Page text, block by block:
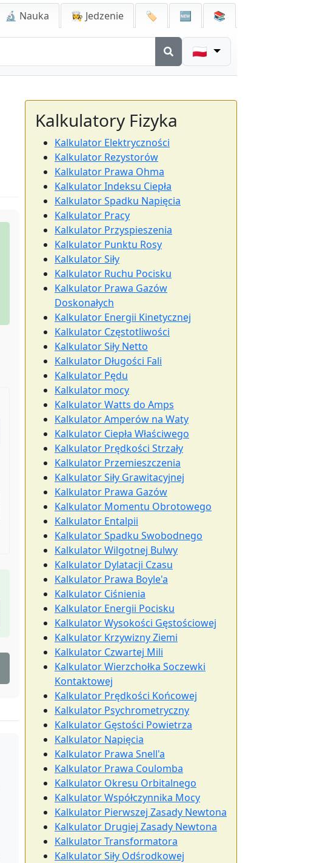
🔬 Nauka 👩‍🍳 Jedzenie 🏷️ 🆕 📚
🇵🇱
Kalkulatory Fizyka
Kalkulator Elektryczności
Kalkulator Rezystorów
Kalkulator Prawa Ohma
Kalkulator Indeksu Ciepła
Kalkulator Spadku Napięcia
Kalkulator Pracy
Kalkulator Przyspieszenia
Kalkulator Punktu Rosy
Kalkulator Siły
Kalkulator Ruchu Pocisku
Kalkulator Prawa Gazów
Doskonałych
Kalkulator Energii Kinetycznej
Kalkulator Częstotliwości
Kalkulator Siły Netto
Kalkulator Długości Fali
Kalkulator Pędu
Kalkulator mocy
Kalkulator Watts do Amps
Kalkulator Amperów na Waty
Kalkulator Ciepła Właściwego
Kalkulator Prędkości Strzały
Kalkulator Przemieszczenia
Kalkulator Siły Grawitacyjnej
Kalkulator Prawa Gazów
Kalkulator Momentu Obrotowego
Kalkulator Entalpii
Kalkulator Spadku Swobodnego
Kalkulator Wilgotnej Bulwy
Kalkulator Dylatacji Czasu
Kalkulator Prawa Boyle'a
Kalkulator Ciśnienia
Kalkulator Energii Pocisku
Kalkulator Wysokości Gęstościowej
Kalkulator Krzywizny Ziemi
Kalkulator Czwartej Mili
Kalkulator Wierzchołka Soczewki
Kontaktowej
Kalkulator Prędkości Końcowej
Kalkulator Psychrometryczny
Kalkulator Gęstości Powietrza
Kalkulator Napięcia
Kalkulator Prawa Snell'a
Kalkulator Prawa Coulomba
Kalkulator Okresu Orbitalnego
Kalkulator Współczynnika Mocy
Kalkulator Pierwszej Zasady Newtona
Kalkulator Drugiej Zasady Newtona
Kalkulator Transformatora
Kalkulator Siły Odśrodkowej